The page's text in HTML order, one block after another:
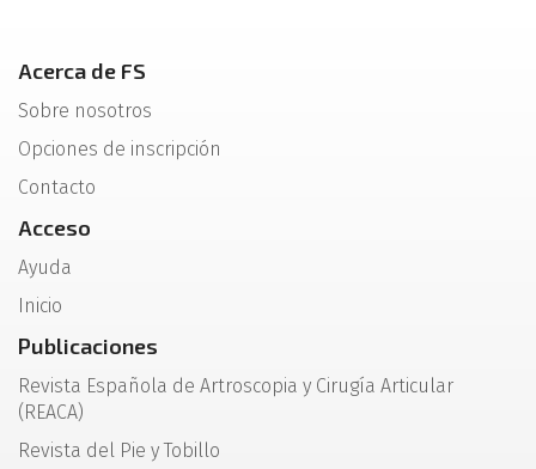
Acerca de FS
Sobre nosotros
Opciones de inscripción
Contacto
Acceso
Ayuda
Inicio
Publicaciones
Revista Española de Artroscopia y Cirugía Articular
(REACA)
Revista del Pie y Tobillo